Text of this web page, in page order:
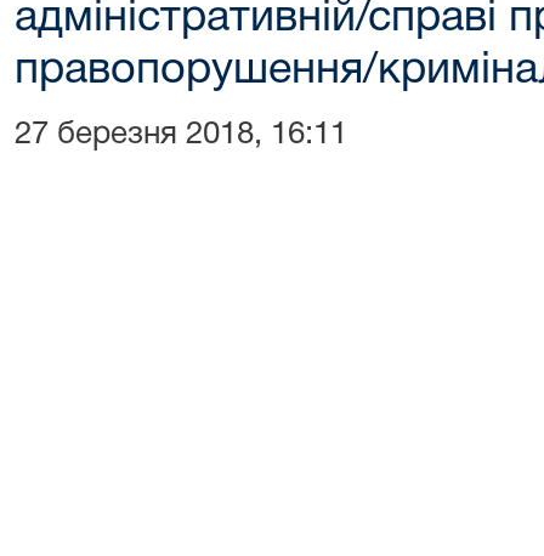
адміністративній/справі
правопорушення/
27 березня 2018, 16:11